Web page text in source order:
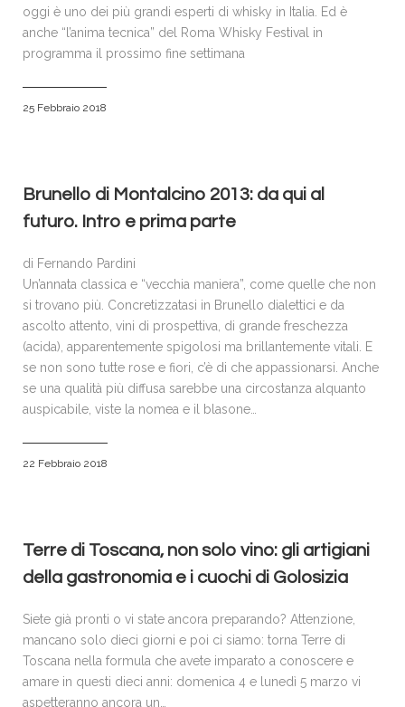
oggi è uno dei più grandi esperti di whisky in Italia. Ed è
anche “l’anima tecnica” del Roma Whisky Festival in
programma il prossimo fine settimana
25 Febbraio 2018
Brunello di Montalcino 2013: da qui al
futuro. Intro e prima parte
di Fernando Pardini
Un’annata classica e “vecchia maniera”, come quelle che non
si trovano più. Concretizzatasi in Brunello dialettici e da
ascolto attento, vini di prospettiva, di grande freschezza
(acida), apparentemente spigolosi ma brillantemente vitali. E
se non sono tutte rose e fiori, c’è di che appassionarsi. Anche
se una qualità più diffusa sarebbe una circostanza alquanto
auspicabile, viste la nomea e il blasone…
22 Febbraio 2018
Terre di Toscana, non solo vino: gli artigiani
della gastronomia e i cuochi di Golosizia
Siete già pronti o vi state ancora preparando? Attenzione,
mancano solo dieci giorni e poi ci siamo: torna Terre di
Toscana nella formula che avete imparato a conoscere e
amare in questi dieci anni: domenica 4 e lunedì 5 marzo vi
aspetteranno ancora un…